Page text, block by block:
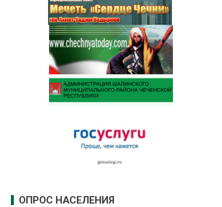
ОПРОС НАСЕЛЕНИЯ